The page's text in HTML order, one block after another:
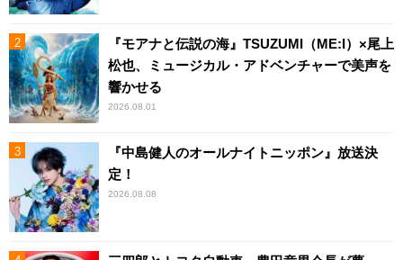
『モアナと伝説の海』TSUZUMI（ME:I）×尾上
松也、ミュージカル・アドベンチャーで美声を
響かせる
2026.08.01
『中島健人のオールナイトニッポン』放送決
定！
2026.08.08